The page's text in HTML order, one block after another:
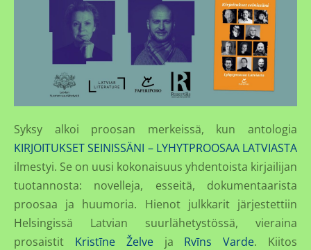
Syksy alkoi proosan merkeissä, kun antologia
KIRJOITUKSET SEINISSÄNI – LYHYTPROOSAA LATVIASTA
ilmestyi. Se on uusi kokonaisuus yhdentoista kirjailijan
tuotannosta: novelleja, esseitä, dokumentaarista
proosaa ja huumoria. Hienot julkkarit järjestettiin
Helsingissä Latvian suurlähetystössä, vieraina
prosaistit Kristīne Želveja Rvīns Varde. Kiitos